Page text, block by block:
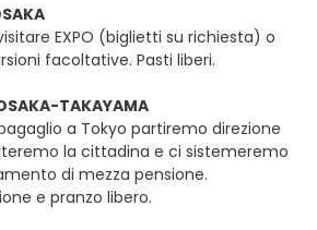
EXPO (biglietti su richiesta) o
facoltative. Pasti liberi.
TAKAYAMA
a Tokyo partiremo direzione
la cittadina e ci sistemeremo
di mezza pensione.
e pranzo libero.